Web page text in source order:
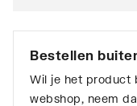
Bestellen
Wil je het product
webshop, neem